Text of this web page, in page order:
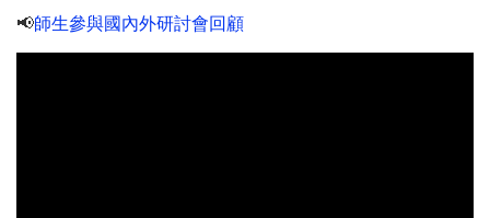
📢師生參與國內外研討會回顧